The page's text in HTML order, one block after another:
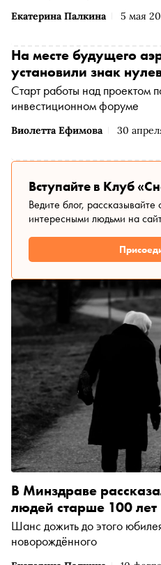
Екатерина Палкина 5 мая
Виолетта Ефимова 30
На месте будущего
установили знак
Старт работы над проектом
инвестиционном форуме
Вступайте в Клуб
Ведите блог, рассказывайте
интересными людьми на
В Минздраве
людей старше 100 лет
Шанс дожить до этого
новорождённого